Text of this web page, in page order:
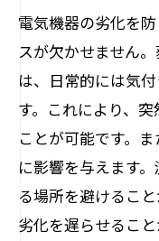
電気機器の劣化を
スが欠かせません
は、日常的には気
す。これにより、
ことが可能です。
に影響を与えます
る場所を避けるこ
劣化を遅らせるこ